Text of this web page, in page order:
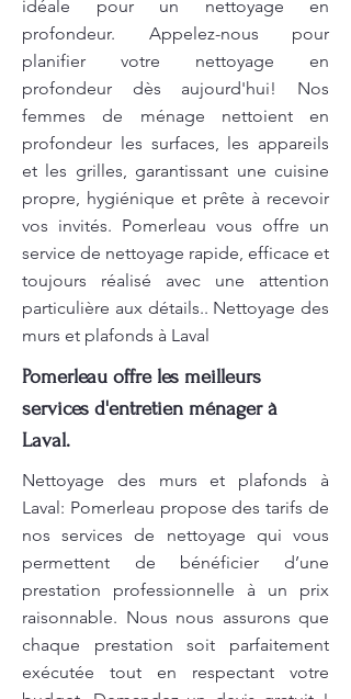
idéale pour un nettoyage en
profondeur. Appelez-nous pour
planifier votre nettoyage en
profondeur dès aujourd'hui! Nos
femmes de ménage nettoient en
profondeur les surfaces, les appareils
et les grilles, garantissant une cuisine
propre, hygiénique et prête à recevoir
vos invités. Pomerleau vous offre un
service de nettoyage rapide, efficace et
toujours réalisé avec une attention
particulière aux détails.. Nettoyage des
murs et plafonds à Laval
Pomerleau offre les meilleurs
services d'entretien ménager à
Laval.
Nettoyage des murs et plafonds à
Laval: Pomerleau propose des tarifs de
nos services de nettoyage qui vous
permettent de bénéficier d’une
prestation professionnelle à un prix
raisonnable. Nous nous assurons que
chaque prestation soit parfaitement
exécutée tout en respectant votre